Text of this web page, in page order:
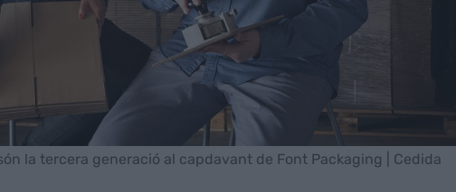
la tercera generació al capdavant de Font Packaging | Cedida